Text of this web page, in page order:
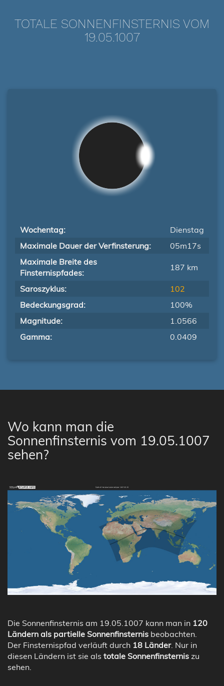
TOTALE SONNENFINSTERNIS VOM
19.05.1007
Wochentag:
Dienstag
Maximale Dauer der Verfinsterung:
05m17s
Maximale Breite des
Finsternispfades:
187 km
Saroszyklus:
102
Bedeckungsgrad:
100%
Magnitude:
1.0566
Gamma:
0.0409
Wo kann man die
Sonnenfinsternis vom 19.05.1007
sehen?
Die Sonnenfinsternis am 19.05.1007 kann man in 120
Ländern als partielle Sonnenfinsternis beobachten.
Der Finsternispfad verläuft durch 18 Länder. Nur in
diesen Ländern ist sie als totale Sonnenfinsternis zu
sehen.